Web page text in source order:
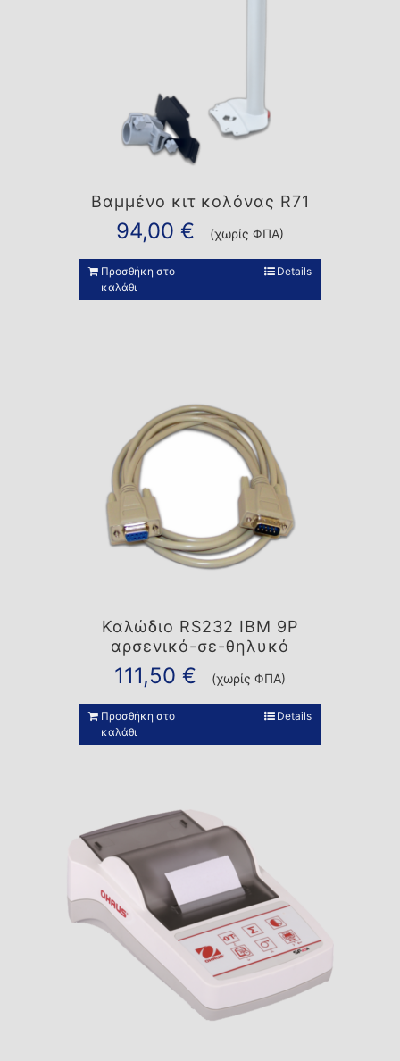
Βαμμένο κιτ κολόνας R71
94,00 € (χωρίς ΦΠΑ)
Προσθήκη στο
καλάθι
Details
Καλώδιο RS232 IBM 9P
αρσενικό-σε-θηλυκό
111,50 € (χωρίς ΦΠΑ)
Προσθήκη στο
καλάθι
Details